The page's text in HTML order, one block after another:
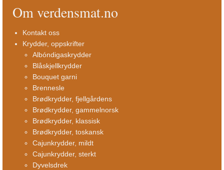
Om verdensmat.no
Kontakt oss
Krydder, oppskrifter
Albóndigaskrydder
Blåskjellkrydder
Bouquet garni
Brennesle
Brødkrydder, fjellgårdens
Brødkrydder, gammelnorsk
Brødkrydder, klassisk
Brødkrydder, toskansk
Cajunkrydder, mildt
Cajunkrydder, sterkt
Dyvelsdrek